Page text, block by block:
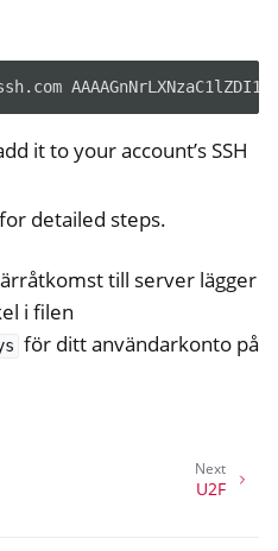
it to your account’s SSH
for detailed steps.
till server lägger
i filen
för ditt användarkonto på
Next
U2F